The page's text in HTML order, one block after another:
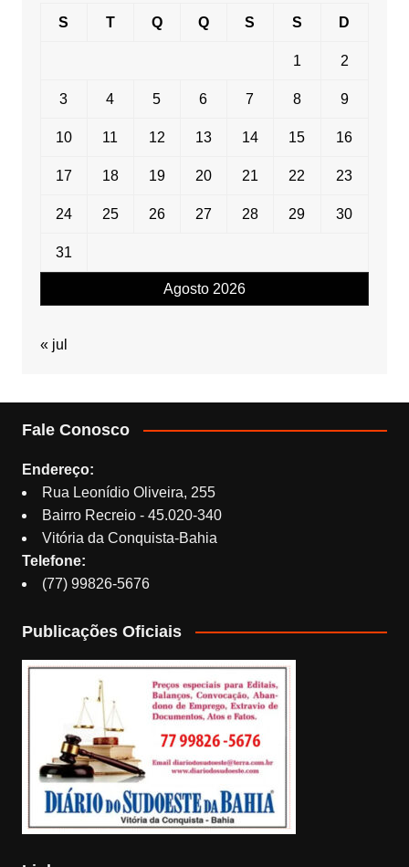
Agosto 2026
S T Q Q S S D
1 2
3 4 5 6 7 8 9
10 11 12 13 14 15 16
17 18 19 20 21 22 23
24 25 26 27 28 29 30
31
« jul
Fale Conosco
Endereço:
Rua Leonídio Oliveira, 255
Bairro Recreio - 45.020-340
Vitória da Conquista-Bahia
Telefone:
(77) 99826-5676
Publicações Oficiais